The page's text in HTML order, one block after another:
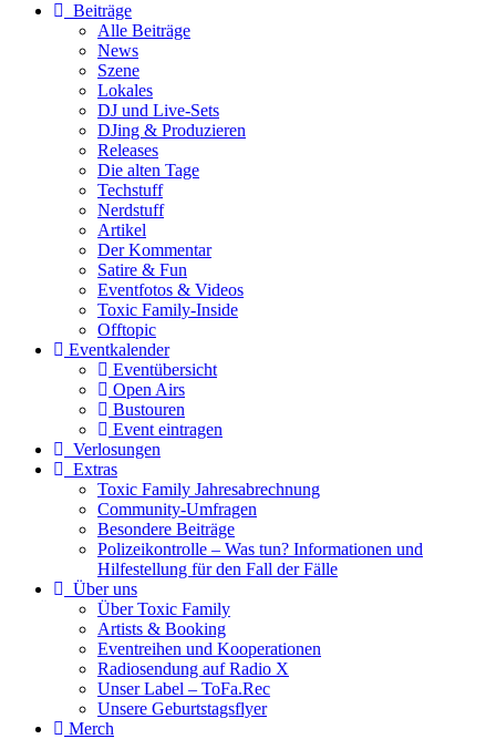
Beiträge
Alle Beiträge
News
Szene
Lokales
DJ und Live-Sets
DJing & Produzieren
Releases
Die alten Tage
Techstuff
Nerdstuff
Artikel
Der Kommentar
Satire & Fun
Eventfotos & Videos
Toxic Family-Inside
Offtopic
Eventkalender
Eventübersicht
Open Airs
Bustouren
Event eintragen
Verlosungen
Extras
Toxic Family Jahresabrechnung
Community-Umfragen
Besondere Beiträge
Polizeikontrolle – Was tun? Informationen und
Hilfestellung für den Fall der Fälle
Über uns
Über Toxic Family
Artists & Booking
Eventreihen und Kooperationen
Radiosendung auf Radio X
Unser Label – ToFa.Rec
Unsere Geburtstagsflyer
Merch